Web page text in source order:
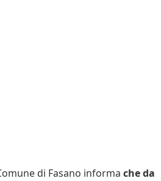
di Fasano informa che da